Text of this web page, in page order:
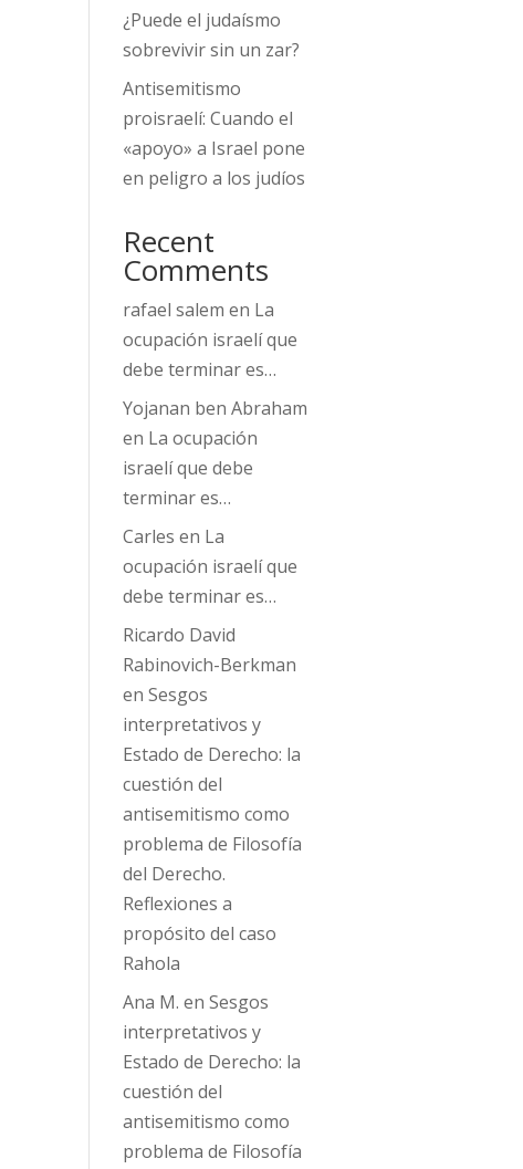
¿Puede el judaísmo
sobrevivir sin un zar?
Antisemitismo
proisraelí: Cuando el
«apoyo» a Israel pone
en peligro a los judíos
Recent
Comments
rafael salem en La
ocupación israelí que
debe terminar es…
Yojanan ben Abraham
en La ocupación
israelí que debe
terminar es…
Carles en La
ocupación israelí que
debe terminar es…
Ricardo David
Rabinovich-Berkman
en Sesgos
interpretativos y
Estado de Derecho: la
cuestión del
antisemitismo como
problema de Filosofía
del Derecho.
Reflexiones a
propósito del caso
Rahola
Ana M. en Sesgos
interpretativos y
Estado de Derecho: la
cuestión del
antisemitismo como
problema de Filosofía